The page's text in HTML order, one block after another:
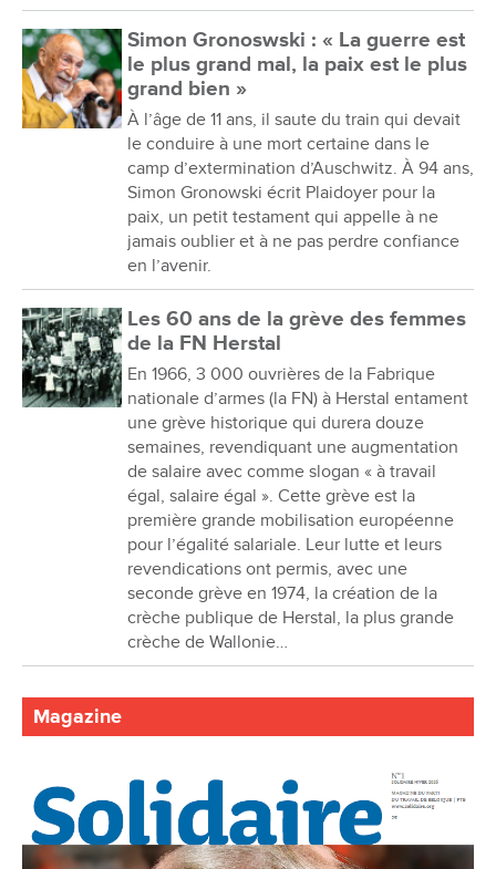
Simon Gronoswski : « La guerre est
le plus grand mal, la paix est le plus
grand bien »
À l’âge de 11 ans, il saute du train qui devait
le conduire à une mort certaine dans le
camp d’extermination d’Auschwitz. À 94 ans,
Simon Gronowski écrit Plaidoyer pour la
paix, un petit testament qui appelle à ne
jamais oublier et à ne pas perdre confiance
en l’avenir.
Les 60 ans de la grève des femmes
de la FN Herstal
En 1966, 3 000 ouvrières de la Fabrique
nationale d’armes (la FN) à Herstal entament
une grève historique qui durera douze
semaines, revendiquant une augmentation
de salaire avec comme slogan « à travail
égal, salaire égal ». Cette grève est la
première grande mobilisation européenne
pour l’égalité salariale. Leur lutte et leurs
revendications ont permis, avec une
seconde grève en 1974, la création de la
crèche publique de Herstal, la plus grande
crèche de Wallonie…
Magazine